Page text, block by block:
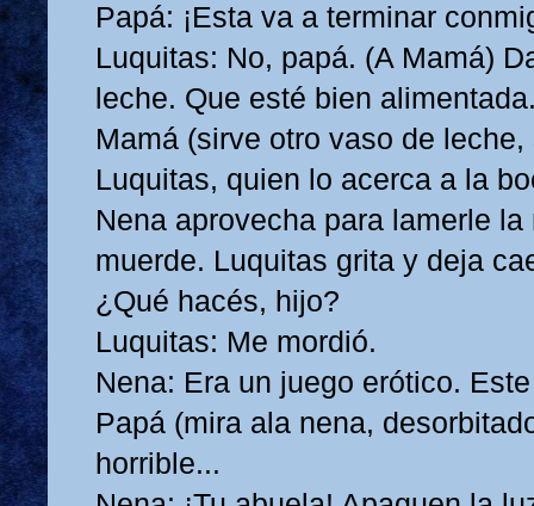
Papá: ¡Esta va a terminar
Luquitas: No, papá. (A Mamá)
leche. Que esté bien
Mamá (sirve otro vaso de
Luquitas, quien lo acerca a la
Nena aprovecha para lamerle la
muerde. Luquitas grita y deja
¿Qué hacés, hijo?
Luquitas: Me mordió.
Nena: Era un juego erótico.
Papá (mira ala nena,
horrible...